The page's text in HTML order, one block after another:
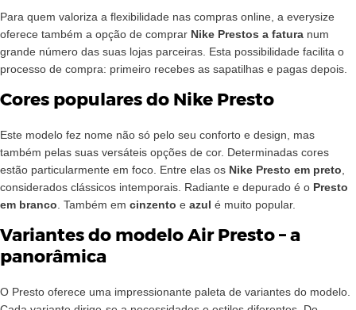
Para quem valoriza a flexibilidade nas compras online, a everysize
oferece também a opção de comprar Nike Prestos a fatura num
grande número das suas lojas parceiras. Esta possibilidade facilita o
processo de compra: primeiro recebes as sapatilhas e pagas depois.
Cores populares do Nike Presto
Este modelo fez nome não só pelo seu conforto e design, mas
também pelas suas versáteis opções de cor. Determinadas cores
estão particularmente em foco. Entre elas os Nike Presto em preto,
considerados clássicos intemporais. Radiante e depurado é o Presto
em branco. Também em cinzento e azul é muito popular.
Variantes do modelo Air Presto – a
panorâmica
O Presto oferece uma impressionante paleta de variantes do modelo.